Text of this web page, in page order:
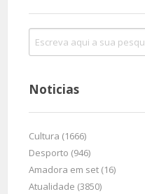
Noticias
Cultura (1666)
Desporto (946)
Amadora em set (16)
Atualidade (3850)